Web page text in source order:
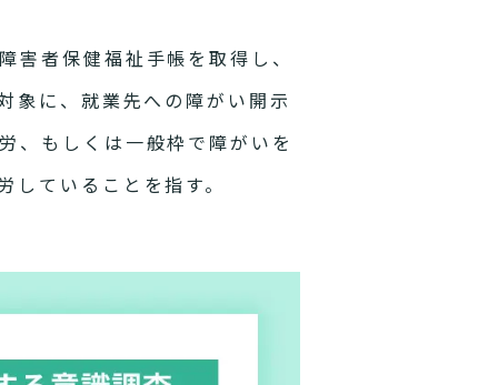
者保健福祉手帳を取得し、
象に、就業先への障がい開示
、もしくは一般枠で障がいを
ていることを指す。